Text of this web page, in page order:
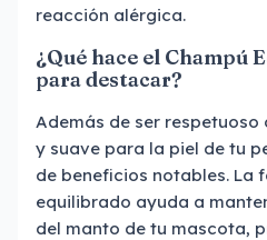
reacción alérgica.
¿Qué hace el Champú
para destacar?
Además de ser
y suave para la piel de tu
de beneficios notables. La
equilibrado ayuda a
del manto de tu mascota,